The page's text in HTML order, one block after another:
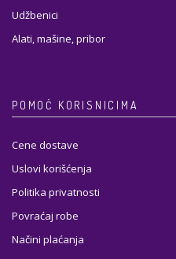
Udžbenici
Alati, mašine, pribor
POMOĆ KORISNICIMA
Cene dostave
Uslovi korišćenja
Politika privatnosti
Povraćaj robe
Načini plaćanja